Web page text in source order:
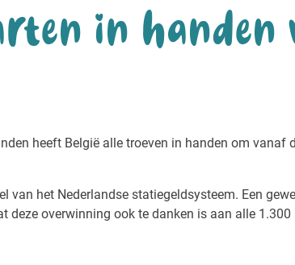
in handen
heeft België alle troeven in handen om
het Nederlandse statiegeldsysteem. Een
overwinning ook te danken is aan alle